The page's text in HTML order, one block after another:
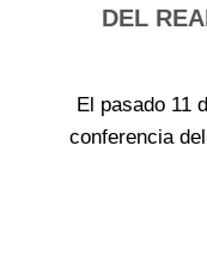
DEL
El pasado 11
conferencia